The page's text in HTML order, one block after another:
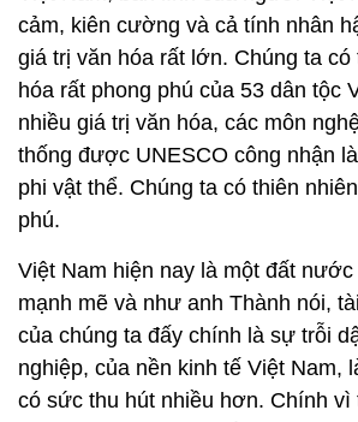
cảm, kiên cường và cả tính nhân
giá trị văn hóa rất lớn. Chúng ta có
hóa rất phong phú của 53 dân tộc
nhiều giá trị văn hóa, các môn
thống được UNESCO công nhận
phi vật thể. Chúng ta có thiên
phú.
Việt Nam hiện nay là một đất
mạnh mẽ và như anh Thành nói,
của chúng ta đấy chính là sự trỗi
nghiệp, của nền kinh tế Việt Nam,
có sức thu hút nhiều hơn. Chính vì